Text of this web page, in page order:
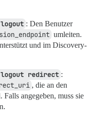
: Den Benutzer
umleiten.
und im Discovery-
redirect :
, die an den
angegeben, muss sie